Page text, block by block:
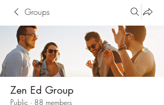
Groups
Zen Ed Group
Public · 88 members